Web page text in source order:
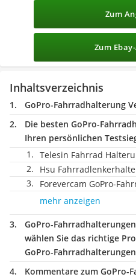
Zum
Zum
Inhaltsverzeichnis
GoPro-Fahrradhalterung
Die besten GoPro-
Ihren persönlichen
Telesin Fahrrad
Hsu
Forevercam GoPro-
mehr anzeigen
GoPro-
wählen Sie das richtige
GoPro-
Kommentare zum GoPro-